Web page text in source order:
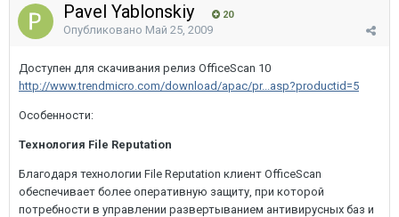
Pavel Yablonskiy 20
Опубликовано Май 25, 2009
Доступен для скачивания релиз OfficeScan 10
http://www.trendmicro.com/download/apac/pr...asp?productid=5
Особенности:
Технология File Reputation
Благодаря технологии File Reputation клиент OfficeScan
обеспечивает более оперативную защиту, при которой
потребности в управлении развертыванием антивирусных баз и